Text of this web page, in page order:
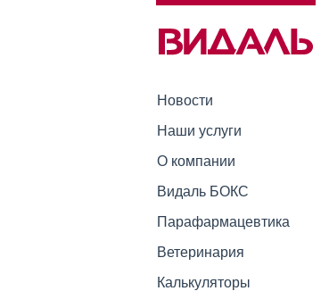
Новости
Наши услуги
О компании
Видаль БОКС
Парафармацевтика
Ветеринария
Калькуляторы